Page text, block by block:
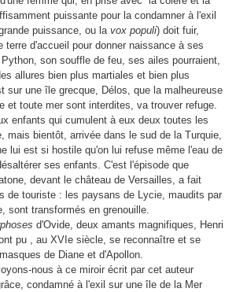
puissante pour la condamner à l'exil
puissance, ou la vox populi) doit fuir,
terre d'accueil pour donner naissance à ses
son souffle de feu, ses ailes pourraient,
allures bien plus martiales et bien plus
une île grecque, Délos, que la malheureuse
et toute mer sont interdites, va trouver refuge.
enfants qui cumulent à eux deux toutes les
mais bientôt, arrivée dans le sud de la Turquie,
lui est si hostile qu'on lui refuse même l'eau de
ses enfants. C'est l'épisode que
devant le château de Versailles, a fait
de touriste : les paysans de Lycie, maudits par
sont transformés en grenouille.
d'Ovide, deux amants magnifiques, Henri
pu , au XVIe siècle, se reconnaître et se
de Diane et d'Apollon.
nous à ce miroir écrit par cet auteur
condamné à l'exil sur une île de la Mer